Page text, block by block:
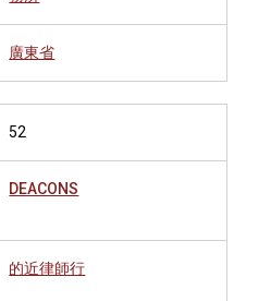
廣東省
52
DEACONS
的近律師行